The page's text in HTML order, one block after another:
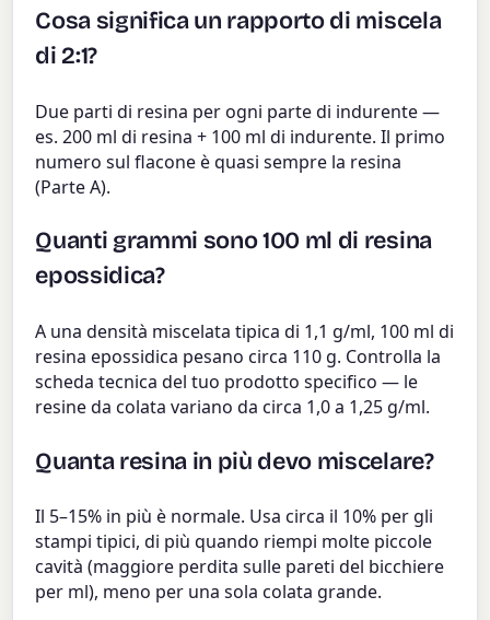
Cosa significa un rapporto di miscela
di 2:1?
Due parti di resina per ogni parte di indurente —
es. 200 ml di resina + 100 ml di indurente. Il primo
numero sul flacone è quasi sempre la resina
(Parte A).
Quanti grammi sono 100 ml di resina
epossidica?
A una densità miscelata tipica di 1,1 g/ml, 100 ml di
resina epossidica pesano circa 110 g. Controlla la
scheda tecnica del tuo prodotto specifico — le
resine da colata variano da circa 1,0 a 1,25 g/ml.
Quanta resina in più devo miscelare?
Il 5–15% in più è normale. Usa circa il 10% per gli
stampi tipici, di più quando riempi molte piccole
cavità (maggiore perdita sulle pareti del bicchiere
per ml), meno per una sola colata grande.